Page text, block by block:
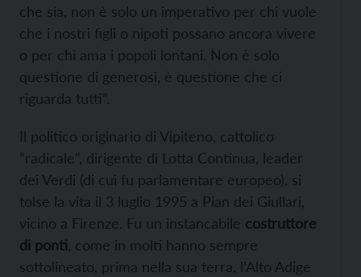
che sia, non è solo un imperativo per chi vuole
che i nostri figli o nipoti possano ancora vivere
o per chi ama i popoli lontani. Non è solo
questione di generosi, è questione che ci
riguarda tutti”.
Il politico originario di Vipiteno, cattolico
“radicale”, dirigente di Lotta Continua, leader
dei Verdi (di cui fu parlamentare europeo), si
tolse la vita il 3 luglio 1995 a Pian dei Giullari,
vicino a Firenze. Fu un instancabile costruttore
di ponti , come in molti hanno sempre
sottolineato, prima nella sua terra, l’Alto Adige